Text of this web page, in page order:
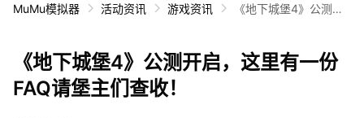
MuMu模拟器 活动资讯 游戏资讯
《地下城堡4》公测开
《地下城堡4》公测开启，这里有一份
FAQ请堡主们查收！